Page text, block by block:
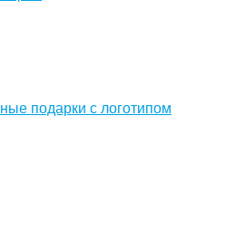
подарки с логотипом